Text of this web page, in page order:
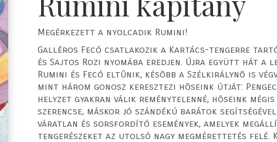
Megérkezett a nyolcadik Rumini!
Galléros Fecó csatlakozik a Kartács-tengerre
és Sajtos Rozi nyomába eredjen. Újra együtt hát a
Rumini és Fecó eltûnik, késõbb a Szélkirálynõ is
mint három gonosz keresztezi hõseink útját:
helyzet gyakran válik reménytelenné, hõseink
szerencse, máskor jó szándékú barátok
váratlan és sorsfordító események, amelyek
tengerészeket az utolsó nagy megmérettetés felé.